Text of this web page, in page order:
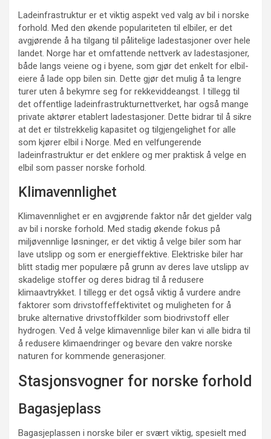
Ladeinfrastruktur er et viktig aspekt ved valg av bil i norske
forhold. Med den økende populariteten til elbiler, er det
avgjørende å ha tilgang til pålitelige ladestasjoner over hele
landet. Norge har et omfattende nettverk av ladestasjoner,
både langs veiene og i byene, som gjør det enkelt for elbil-
eiere å lade opp bilen sin. Dette gjør det mulig å ta lengre
turer uten å bekymre seg for rekkeviddeangst. I tillegg til
det offentlige ladeinfrastrukturnettverket, har også mange
private aktører etablert ladestasjoner. Dette bidrar til å sikre
at det er tilstrekkelig kapasitet og tilgjengelighet for alle
som kjører elbil i Norge. Med en velfungerende
ladeinfrastruktur er det enklere og mer praktisk å velge en
elbil som passer norske forhold.
Klimavennlighet
Klimavennlighet er en avgjørende faktor når det gjelder valg
av bil i norske forhold. Med stadig økende fokus på
miljøvennlige løsninger, er det viktig å velge biler som har
lave utslipp og som er energieffektive. Elektriske biler har
blitt stadig mer populære på grunn av deres lave utslipp av
skadelige stoffer og deres bidrag til å redusere
klimaavtrykket. I tillegg er det også viktig å vurdere andre
faktorer som drivstoffeffektivitet og muligheten for å
bruke alternative drivstoffkilder som biodrivstoff eller
hydrogen. Ved å velge klimavennlige biler kan vi alle bidra til
å redusere klimaendringer og bevare den vakre norske
naturen for kommende generasjoner.
Stasjonsvogner for norske forhold
Bagasjeplass
Bagasjeplassen i norske biler er svært viktig, spesielt med